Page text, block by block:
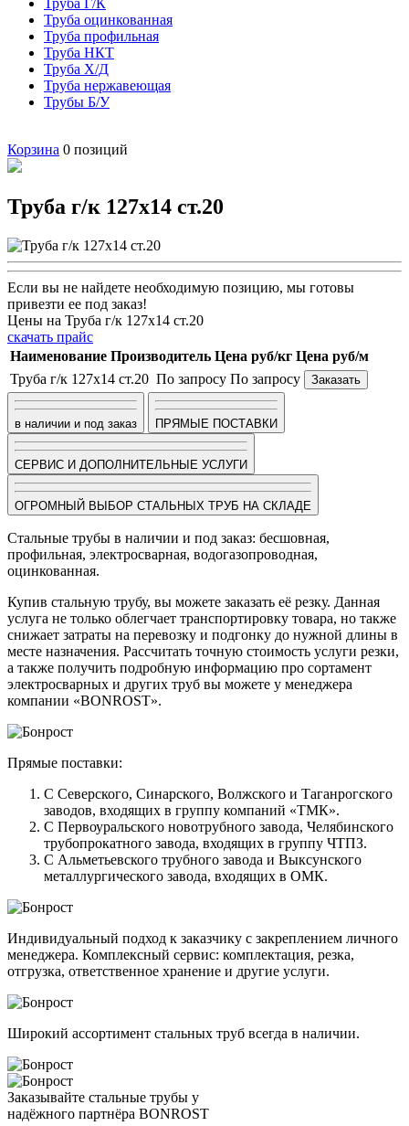
Труба Г/К
Труба оцинкованная
Труба профильная
Труба НКТ
Труба Х/Д
Труба нержавеющая
Трубы Б/У
Корзина 0 позиций
Труба г/к 127х14 ст.20
Если вы не найдете необходимую позицию, мы готовы
привезти ее под заказ!
Цены на Труба г/к 127х14 ст.20
скачать прайс
Наименование Производитель Цена руб/кг Цена руб/м
Труба г/к 127х14 ст.20 По запросу По запросу Заказать
в наличии и под заказ ПРЯМЫЕ ПОСТАВКИ
СЕРВИС И ДОПОЛНИТЕЛЬНЫЕ УСЛУГИ
ОГРОМНЫЙ ВЫБОР СТАЛЬНЫХ ТРУБ НА СКЛАДЕ
Стальные трубы в наличии и под заказ: бесшовная,
профильная, электросварная, водогазопроводная,
оцинкованная.
Купив стальную трубу, вы можете заказать её резку. Данная
услуга не только облегчает транспортировку товара, но также
снижает затраты на перевозку и подгонку до нужной длины в
месте назначения. Рассчитать точную стоимость услуги резки,
а также получить подробную информацию про сортамент
электросварных и других труб вы можете у менеджера
компании «BONROST».
Прямые поставки:
С Северского, Синарского, Волжского и Таганрогского
заводов, входящих в группу компаний «ТМК».
С Первоуральского новотрубного завода, Челябинского
трубопрокатного завода, входящих в группу ЧТПЗ.
С Альметьевского трубного завода и Выксунского
металлургического завода, входящих в ОМК.
Индивидуальный подход к заказчику с закреплением личного
менеджера. Комплексный сервис: комплектация, резка,
отгрузка, ответственное хранение и другие услуги.
Широкий ассортимент стальных труб всегда в наличии.
Заказывайте стальные трубы у
надёжного партнёра BONROST